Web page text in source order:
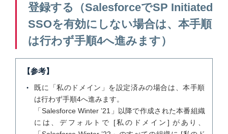
登録する（SalesforceでSP Initiated
SSOを有効にしない場合は、本手順
は行わず手順4へ進みます）
【参考】
既に「私のドメイン」を設定済みの場合は、本手順
は行わず手順4へ進みます。
「Salesforce Winter ’21」以降で作成された本番組織
には、デフォルトで [私のドメイン] があり、